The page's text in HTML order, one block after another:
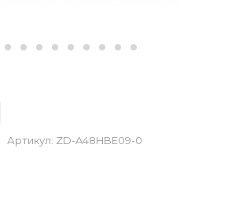
Артикул: ZD-A48HBE09-0